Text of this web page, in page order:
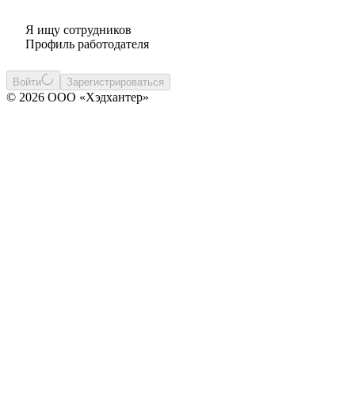
Я ищу сотрудников
Профиль работодателя
Войти Зарегистрироваться
© 2026 ООО «Хэдхантер»